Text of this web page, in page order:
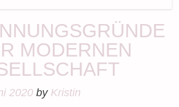
MODERNEN
2020 by Kristin